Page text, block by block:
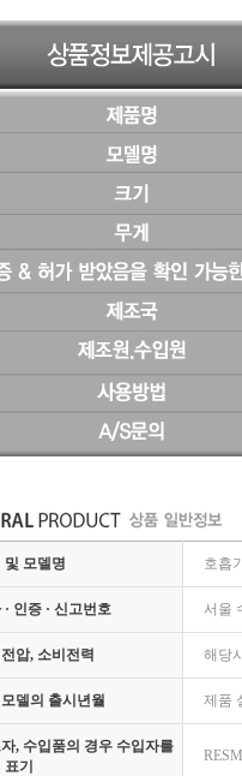
및 모델명 호흡
· 인증 · 신고번호 서울
압, 소비전력 해당
델의 출시년월 제품
, 수입품의 경우 수입자를
기